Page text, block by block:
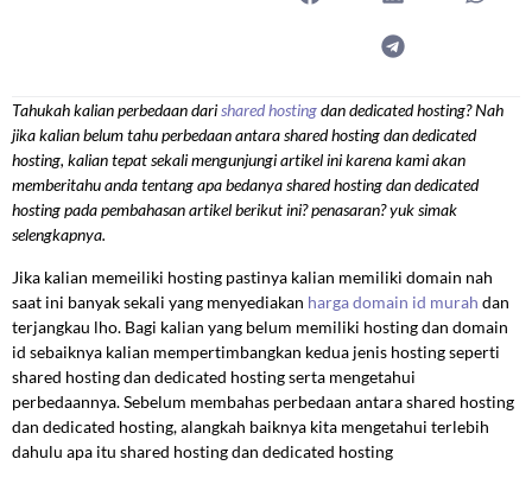
Tahukah kalian perbedaan darishared hostingdan dedicated hosting? Nah
jika kalian belum tahu perbedaan antara shared hosting dan dedicated
hosting, kalian tepat sekali mengunjungi artikel ini karena kami akan
memberitahu anda tentang apa bedanya shared hosting dan dedicated
hosting pada pembahasan artikel berikut ini? penasaran? yuk simak
selengkapnya.
Jika kalian memeiliki hosting pastinya kalian memiliki domain nah
saat ini banyak sekali yang menyediakan harga domain id murah dan
terjangkau lho. Bagi kalian yang belum memiliki hosting dan domain
id sebaiknya kalian mempertimbangkan kedua jenis hosting seperti
shared hosting dan dedicated hosting serta mengetahui
perbedaannya. Sebelum membahas perbedaan antara shared hosting
dan dedicated hosting, alangkah baiknya kita mengetahui terlebih
dahulu apa itu shared hosting dan dedicated hosting